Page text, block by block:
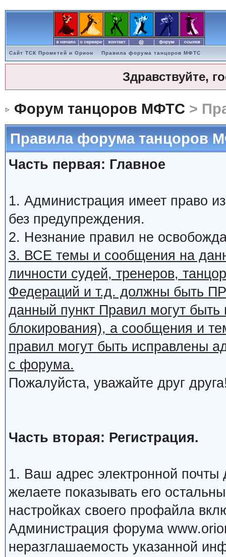
Сайт ТСК Прометей и Орион Правила форума танцоров МФТС
Здравствуйте,
Форум танцоров МФТС >
Правила форума танцоров
Часть первая: Главное
1. Администрация имеет право
без предупреждения.
2. Незнание правил не
3. ВСЕ темы и сообщения на
личности судей, тренеров,
Федераций и т.д. должны
данный пункт Правил могут
блокирования), а сообщения и
правил могут быть исправлены
с форума.
Пожалуйста, уважайте друг
Часть вторая: Регистрация.
1. Ваш адрес электронной
желаете показывать его
настройках своего профайла
Администрация форума
неразглашаемость указанной